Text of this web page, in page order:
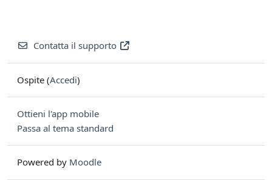
Contatta il supporto
Ospite (Accedi)
Ottieni l'app mobile
Passa al tema standard
Powered by Moodle